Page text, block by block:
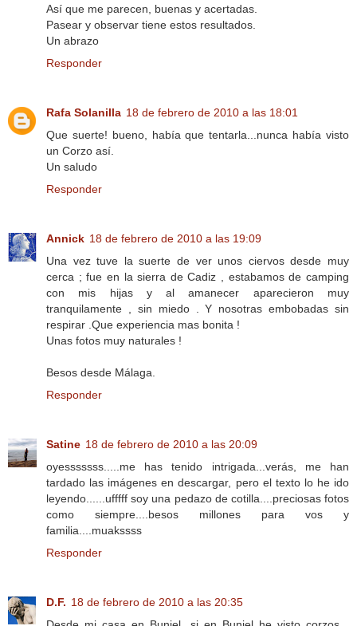
Así que me parecen, buenas y acertadas.
Pasear y observar tiene estos resultados.
Un abrazo
Responder
Rafa Solanilla 18 de febrero de 2010 a las 18:01
Que suerte! bueno, había que tentarla...nunca había visto
un Corzo así.
Un saludo
Responder
Annick 18 de febrero de 2010 a las 19:09
Una vez tuve la suerte de ver unos ciervos desde muy
cerca ; fue en la sierra de Cadiz , estabamos de camping
con mis hijas y al amanecer aparecieron muy
tranquilamente , sin miedo . Y nosotras embobadas sin
respirar .Que experiencia mas bonita !
Unas fotos muy naturales !
Besos desde Málaga.
Responder
Satine 18 de febrero de 2010 a las 20:09
oyesssssss.....me has tenido intrigada...verás, me han
tardado las imágenes en descargar, pero el texto lo he ido
leyendo......ufffff soy una pedazo de cotilla....preciosas fotos
como siempre....besos millones para vos y
familia....muakssss
Responder
D.F. 18 de febrero de 2010 a las 20:35